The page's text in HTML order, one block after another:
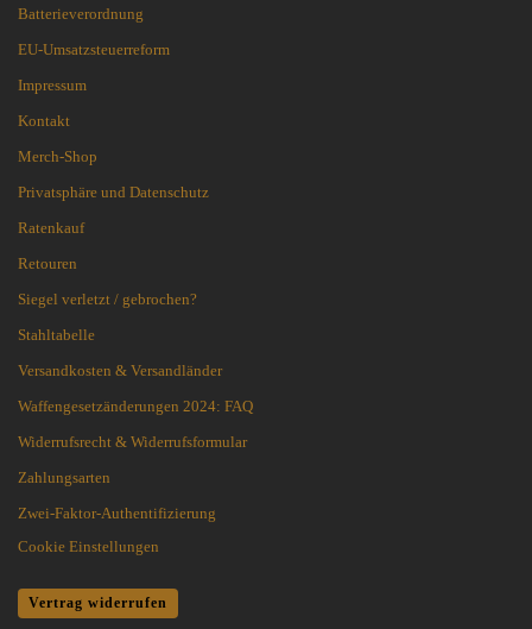
Batterieverordnung
EU-Umsatzsteuerreform
Impressum
Kontakt
Merch-Shop
Privatsphäre und Datenschutz
Ratenkauf
Retouren
Siegel verletzt / gebrochen?
Stahltabelle
Versandkosten & Versandländer
Waffengesetzänderungen 2024: FAQ
Widerrufsrecht & Widerrufsformular
Zahlungsarten
Zwei-Faktor-Authentifizierung
Cookie Einstellungen
Vertrag widerrufen